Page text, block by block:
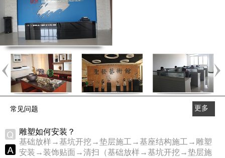
常见问题
更多
雕塑如何安装？
基础放样→基坑开挖→垫层施工→基座结构施工→雕塑
安装→装饰贴面→清扫（基础放样→基坑开挖→垫层施